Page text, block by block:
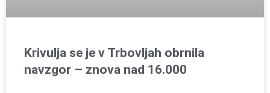
Krivulja se je v Trbovljah obrnila
navzgor – znova nad 16.000